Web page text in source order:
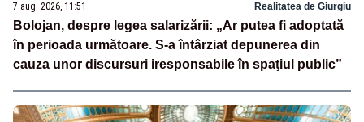
7 aug. 2026, 11:51 Realitatea de Giurgiu
Bolojan, despre legea salarizării: „Ar putea fi adoptată
în perioada următoare. S-a întârziat depunerea din
cauza unor discursuri iresponsabile în spaţiul public”